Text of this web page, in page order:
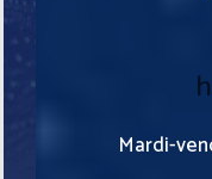
Mardi-